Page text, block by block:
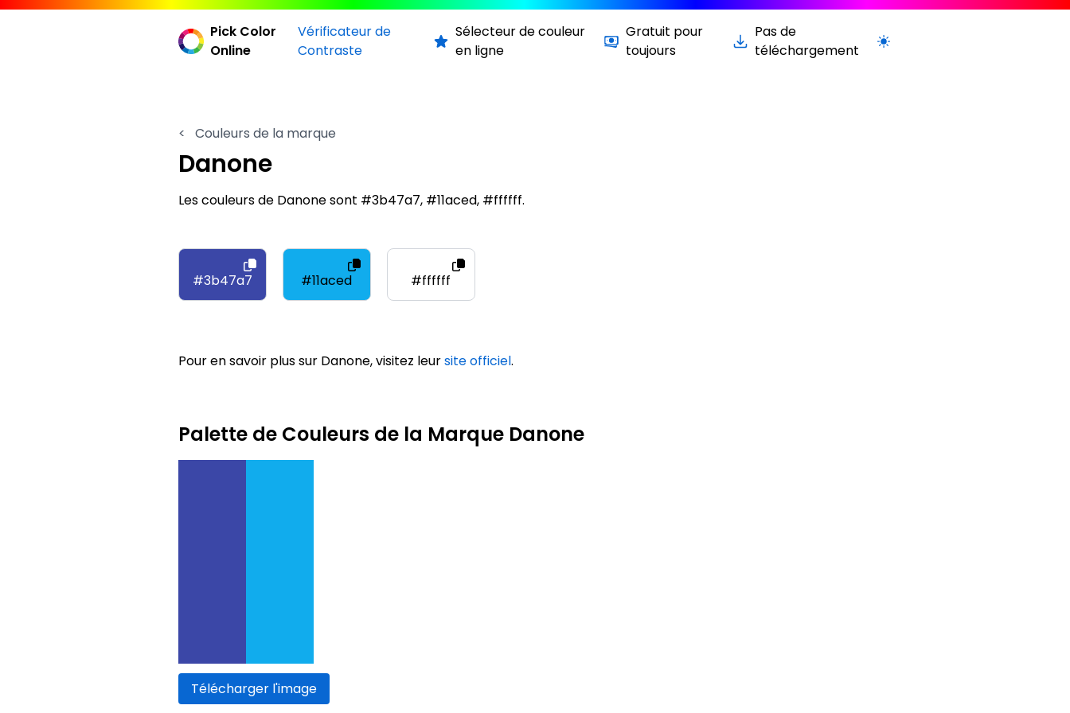
Pick Color
Online
Vérificateur de
Contraste
Sélecteur de couleur
en ligne
Gratuit pour
toujours
Pas de
téléchargement
Passer à la version claire / sombre
< Couleurs de la marque
Danone
Les couleurs de Danone sont #3b47a7, #11aced, #ffffff.
#3b47a7 #11aced #ffffff
Pour en savoir plus sur Danone, visitez leursite officiel.
Palette de Couleurs de la Marque Danone
Télécharger l'image